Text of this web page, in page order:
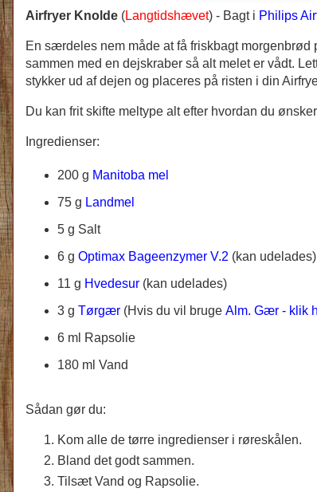
Airfryer Knolde (Langtidshævet) - Bagt i Philips
En særdeles nem måde at få friskbagt
sammen med en dejskraber så alt melet er vådt.
stykker ud af dejen og placeres på risten i din
Du kan frit skifte meltype alt efter hvordan du
Ingredienser:
200 g Manitoba mel
75 g Landmel
5 g Salt
6 g Optimax Bageenzymer V.2 (kan udelades)
11 g Hvedesur (kan udelades)
3 g Tørgær (Hvis du vil bruge Alm. Gær - klik
6 ml Rapsolie
180 ml Vand
Sådan gør du:
Kom alle de tørre ingredienser i røreskålen.
Bland det godt sammen.
Tilsæt Vand og Rapsolie.